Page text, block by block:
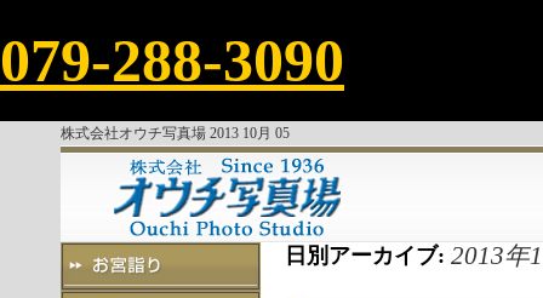
079-288-3090
株式会社オウチ写真場 2013 10月 05
日別アーカイブ: 2013年